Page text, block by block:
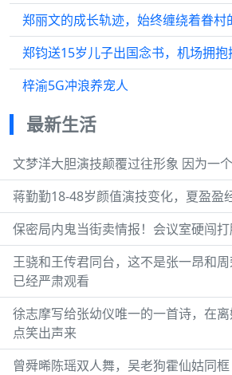
郑钧送15岁儿子出国念书，机场拥抱
梓渝5G冲浪养宠人
最新生活
文梦洋大胆演技颠覆过往形象 因为一
蒋勤勤18-48岁颜值演技变化，夏盈盈
保密局内鬼当街卖情报！会议室硬闯
王骁和王传君同台，这不是张一昂和
已经严肃观看
徐志摩写给张幼仪唯一的一首诗，在
点笑出声来
曾舜晞陈瑶双人舞，吴老狗霍仙姑同框